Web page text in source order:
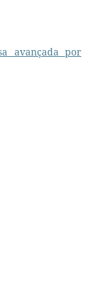
avançada por